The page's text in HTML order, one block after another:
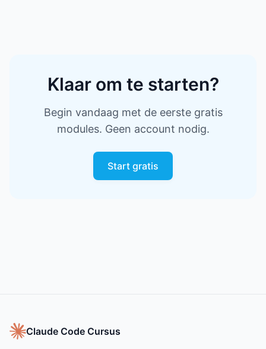
Klaar om te starten?
Begin vandaag met de eerste gratis
modules. Geen account nodig.
Start gratis
Claude Code Cursus